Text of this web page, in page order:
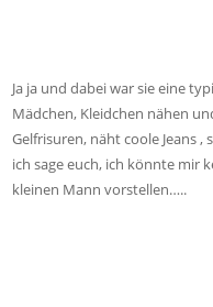
Ja ja und dabei war sie eine
Mädchen, Kleidchen nähen
Gelfrisuren, näht coole Jeans
ich sage euch, ich könnte mir
kleinen Mann vorstellen…..